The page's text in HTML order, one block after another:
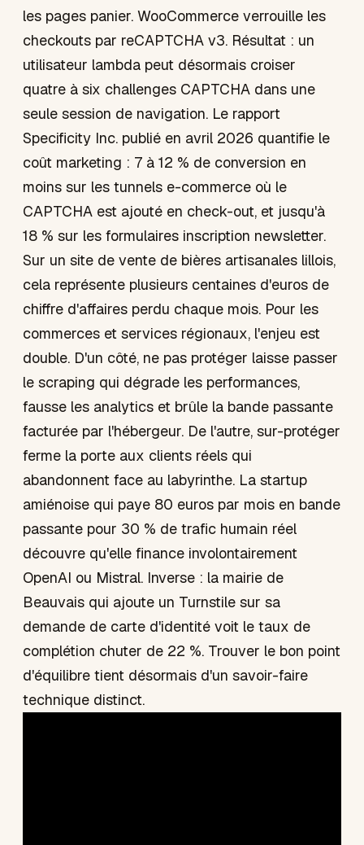
les pages panier. WooCommerce verrouille les
checkouts par reCAPTCHA v3. Résultat : un
utilisateur lambda peut désormais croiser
quatre à six challenges CAPTCHA dans une
seule session de navigation. Le rapport
Specificity Inc. publié en avril 2026 quantifie le
coût marketing : 7 à 12 % de conversion en
moins sur les tunnels e-commerce où le
CAPTCHA est ajouté en check-out, et jusqu'à
18 % sur les formulaires inscription newsletter.
Sur un site de vente de bières artisanales lillois,
cela représente plusieurs centaines d'euros de
chiffre d'affaires perdu chaque mois. Pour les
commerces et services régionaux, l'enjeu est
double. D'un côté, ne pas protéger laisse passer
le scraping qui dégrade les performances,
fausse les analytics et brûle la bande passante
facturée par l'hébergeur. De l'autre, sur-protéger
ferme la porte aux clients réels qui
abandonnent face au labyrinthe. La startup
amiénoise qui paye 80 euros par mois en bande
passante pour 30 % de trafic humain réel
découvre qu'elle finance involontairement
OpenAI ou Mistral. Inverse : la mairie de
Beauvais qui ajoute un Turnstile sur sa
demande de carte d'identité voit le taux de
complétion chuter de 22 %. Trouver le bon point
d'équilibre tient désormais d'un savoir-faire
technique distinct.